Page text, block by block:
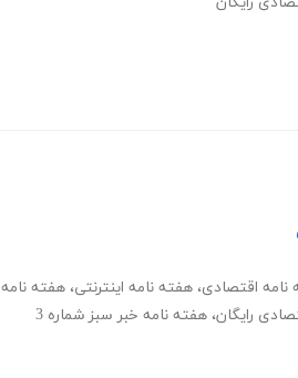
نامه اقتصادی، هفته نامه اینترنتی، هفته نامه pdf
رایگان، هفته نامه خبر سبز شماره 3